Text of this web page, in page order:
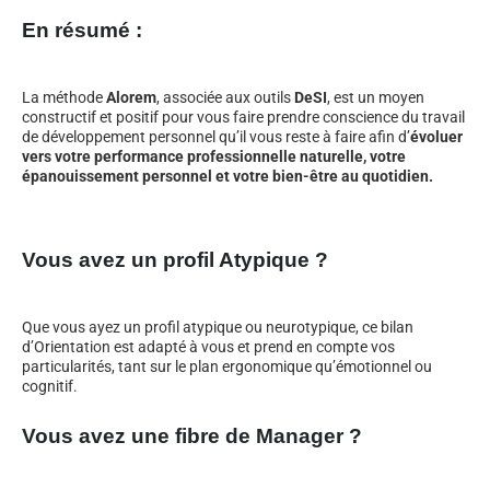
En résumé :
La méthodeAlorem, associée aux outils DeSI, est un moyen
constructif et positif pour vous faire prendre conscience du travail
de développement personnel qu’il vous reste à faire afin d’évoluer
vers votre performance professionnelle naturelle, votre
épanouissement personnel et votre bien-être au quotidien.
Vous avez un profil Atypique ?
Que vous ayez un profil atypique ou neurotypique, ce bilan
d’Orientation est adapté à vous et prend en compte vos
particularités, tant sur le plan ergonomique qu’émotionnel ou
cognitif.
Vous avez une fibre de Manager ?